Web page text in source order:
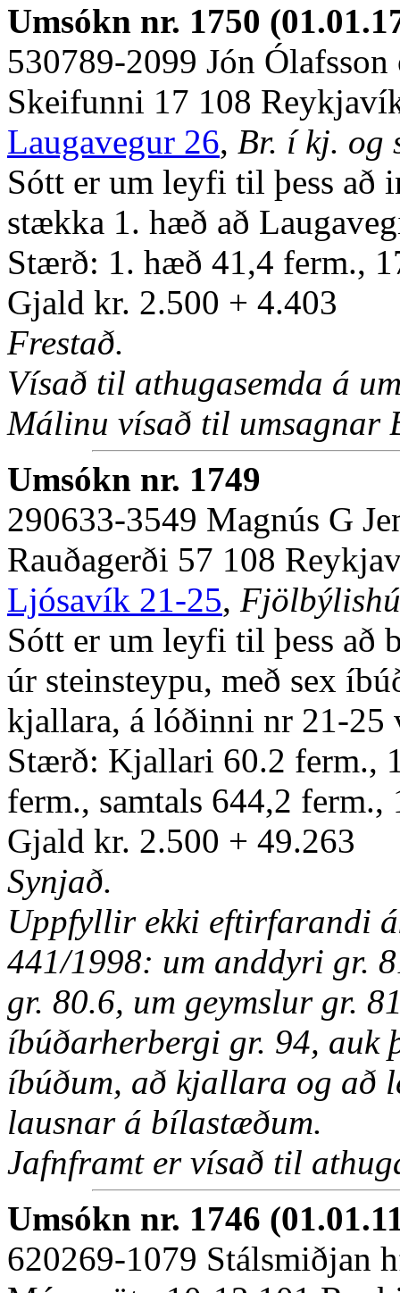
Umsókn nr. 1750
530789-2099 Jón Ólafsson
Skeifunni 17 108
Laugavegur 26, Br. í kj. og
Sótt er um leyfi til þess að
stækka 1. hæð að
Stærð: 1. hæð 41,4 ferm.,
Gjald kr. 2.500 + 4.403
Frestað.
Vísað til athugasemda á
Málinu vísað til umsagnar
Umsókn nr. 1749
290633-3549 Magnús G
Rauðagerði 57 108
Ljósavík 21-25,
Sótt er um leyfi til þess að
úr steinsteypu, með sex
kjallara, á lóðinni nr 21-
Stærð: Kjallari 60.2 ferm.,
ferm., samtals 644,2 ferm.,
Gjald kr. 2.500 + 49.263
Synjað.
Uppfyllir ekki eftirfarandi
441/1998: um anddyri gr.
gr. 80.6, um geymslur gr.
íbúðarherbergi gr. 94, auk
íbúðum, að kjallara og að
lausnar á bílastæðum.
Jafnframt er vísað til
Umsókn nr. 1746
620269-1079 Stálsmiðjan